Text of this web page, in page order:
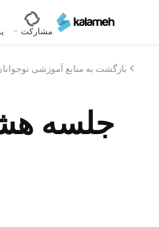
محتوای
مشارکت
بازگشت به منابع آموزشی
جلسه